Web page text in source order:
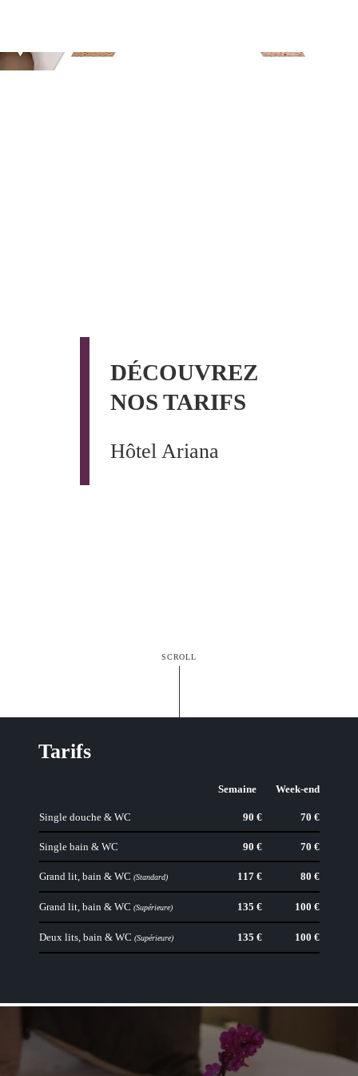
DÉCOUVREZ
NOS TARIFS
Hôtel Ariana
SCROLL
Tarifs
Semaine Week-end
Single douche & WC 90 € 70 €
Single bain & WC 90 € 70 €
Grand lit, bain & WC (Standard) 117 € 80 €
Grand lit, bain & WC (Supérieure) 135 € 100 €
Deux lits, bain & WC (Supérieure) 135 € 100 €